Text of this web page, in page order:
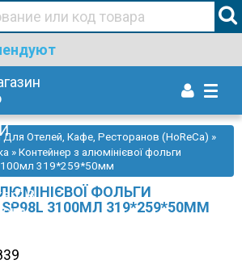
+38(067)506 44 19
Для Отелей, Кафе, Ресторанов (HoReCa) »
» Контейнер з алюмінієвої фольги
319*259*50мм
ФОЛЬГИ
3100МЛ 319*259*50ММ